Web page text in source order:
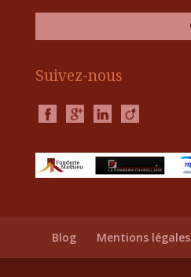
Suivez-nous
Blog Mentions légales